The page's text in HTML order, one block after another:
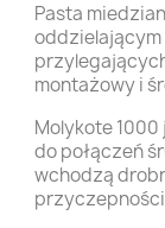
Pasta
oddzielającym
montażowy i
Molykote
do połączeń
wchodzą